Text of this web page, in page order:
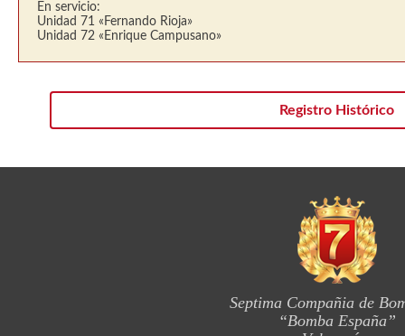
En servicio:
Unidad 71 «Fernando Rioja»
Unidad 72 «Enrique Campusano»
Registro Histórico
Septima Compañia de
“Bomba España”